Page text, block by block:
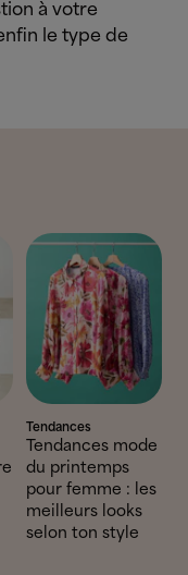
à votre
le type de
Tendances
Tendances mode
du printemps
pour femme : les
meilleurs looks
selon ton style